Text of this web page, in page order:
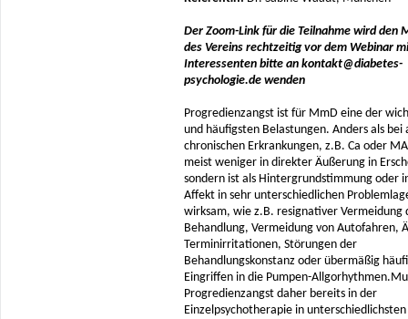
Der Zoom-Link für die Teilnahme wird den
des Vereins rechtzeitig vor dem Webinar
Interessenten bitte an kontakt@diabetes-
psychologie.de wenden
Progredienzangst ist für MmD eine der
und häufigsten Belastungen. Anders als bei
chronischen Erkrankungen, z.B. Ca oder
meist weniger in direkter Äußerung in
sondern ist als Hintergrundstimmung oder
Affekt in sehr unterschiedlichen
wirksam, wie z.B. resignativer Vermeidung
Behandlung, Vermeidung von Autofahren,
Terminirritationen, Störungen der
Behandlungskonstanz oder übermäßig
Eingriffen in die Pumpen-
Progredienzangst daher bereits in der
Einzelpsychotherapie in